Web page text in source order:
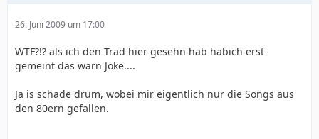
26. Juni 2009 um 17:00
WTF?!? als ich den Trad hier gesehn hab habich erst
gemeint das wärn Joke....
Ja is schade drum, wobei mir eigentlich nur die Songs aus
den 80ern gefallen.